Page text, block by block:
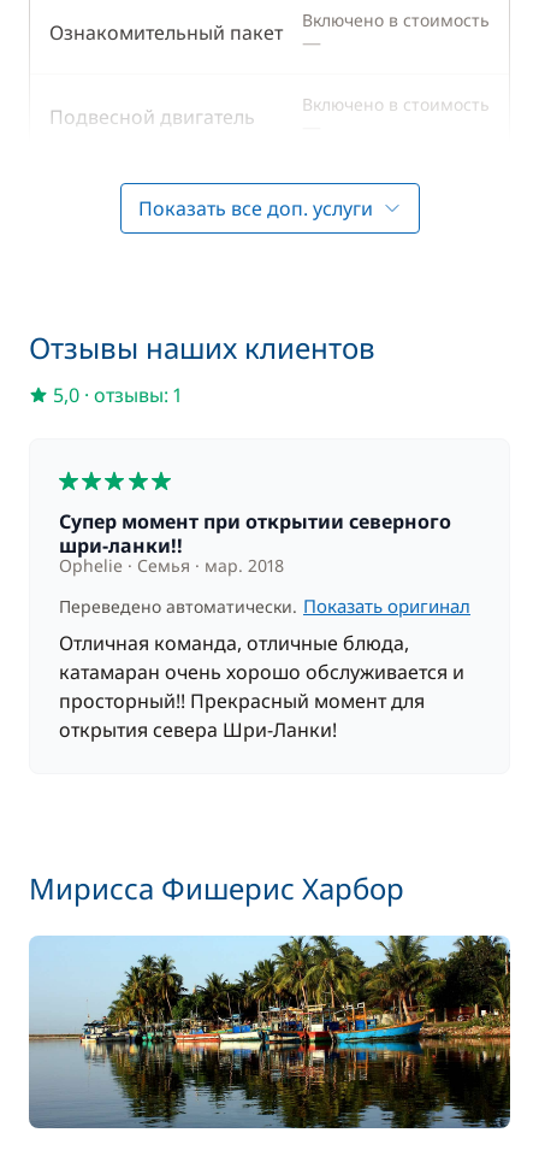
Рыболовные снасти
Ознакомительный пакет Включено в стоимость
—
Подвесной двигатель Включено в стоимость
Полный пансион Включено в стоимость
—
Постельное белье Включено в стоимость
документов
Спинакер Включено в стоимость
Финальная уборка Включено в стоимость
—
Шкипер Включено в стоимость
—
Показать все доп. услуги
Отзывы наших клиентов
5,0 · отзывы: 1
Супер момент при открытии северного
шри-ланки!!
Ophelie Семья
мар. 2018
Переведено автоматически. Показать оригинал
Отличная команда, отличные блюда,
катамаран очень хорошо обслуживается и
просторный!! Прекрасный момент для
открытия севера Шри-Ланки!
Мирисса Фишерис Харбор